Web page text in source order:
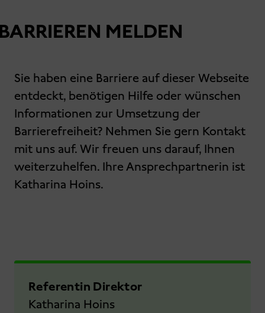
MELDEN
Sie haben eine Barriere auf dieser Webseite
entdeckt, benötigen Hilfe oder wünschen
Informationen zur Umsetzung der
Barrierefreiheit? Nehmen Sie gern Kontakt
mit uns auf. Wir freuen uns darauf, Ihnen
weiterzuhelfen. Ihre Ansprechpartnerin ist
Katharina Hoins.
Referentin Direktor
Katharina Hoins